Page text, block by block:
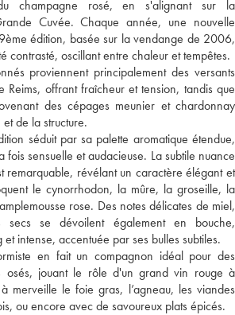
champagne rosé, en s'alignant sur la
Cuvée. Chaque année, une nouvelle
édition, basée sur la vendange de 2006,
contrasté, oscillant entre chaleur et tempêtes.
proviennent principalement des versants
offrant fraîcheur et tension, tandis que
des cépages meunier et chardonnay
de la structure.
séduit par sa palette aromatique étendue,
sensuelle et audacieuse. La subtile nuance
remarquable, révélant un caractère élégant et
le cynorrhodon, la mûre, la groseille, la
rose. Des notes délicates de miel,
se dévoilent également en bouche,
intense, accentuée par ses bulles subtiles.
en fait un compagnon idéal pour des
osés, jouant le rôle d'un grand vin rouge à
merveille le foie gras, l’agneau, les viandes
ou encore avec de savoureux plats épicés.